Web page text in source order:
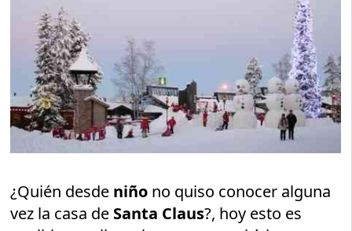
¿Quién desde niño no quiso conocer alguna
vez la casa de Santa Claus?, hoy esto es